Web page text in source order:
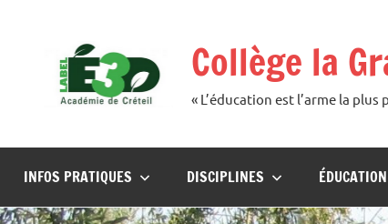
Collège la
« L’éducation est l’arme la
INFOS PRATIQUES DISCIPLINES